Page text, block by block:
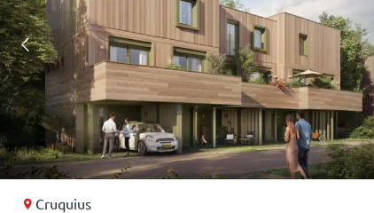
Cruquius